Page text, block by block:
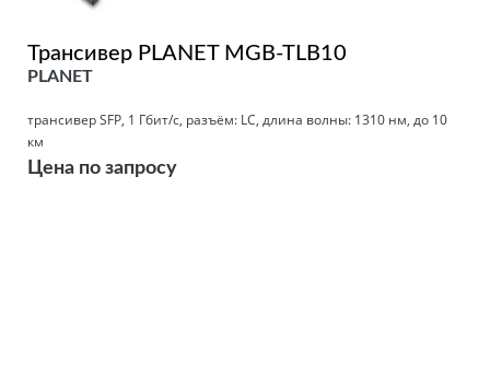
Трансивер PLANET MGB-TLB10
PLANET
трансивер SFP, 1 Гбит/с, разъём: LC, длина волны: 1310 нм, до 10
км
Цена по запросу